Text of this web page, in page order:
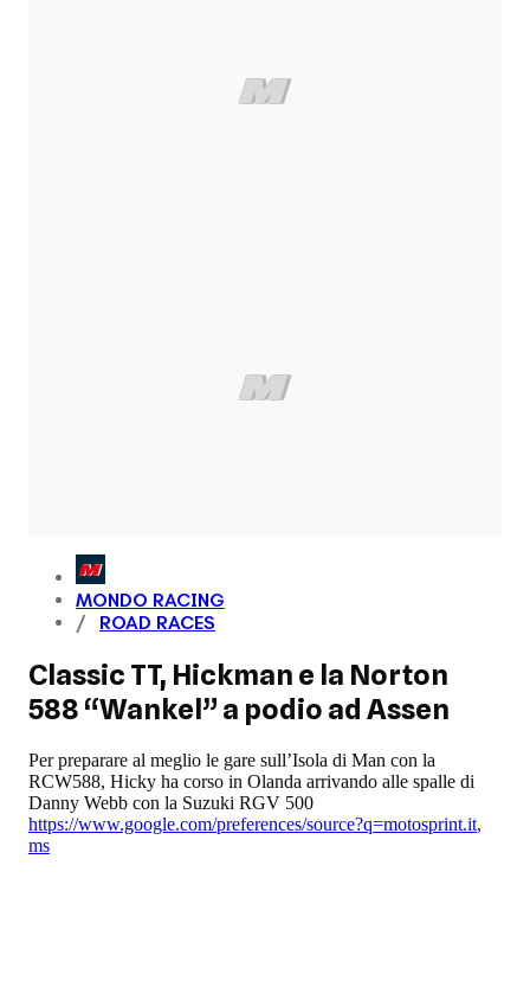
MONDO RACING
ROAD RACES
Classic TT, Hickman e la Norton
588 “Wankel” a podio ad Assen
Per preparare al meglio le gare sull’Isola di Man con la
RCW588, Hicky ha corso in Olanda arrivando alle spalle di
Danny Webb con la Suzuki RGV 500
https://www.google.com/preferences/source?q=motosprint.it,
ms